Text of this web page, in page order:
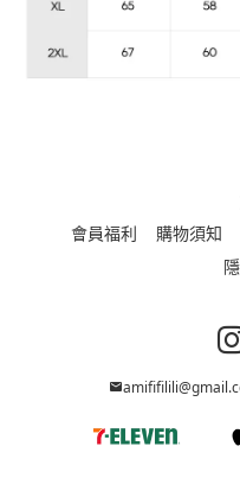
會員福利 購物須知